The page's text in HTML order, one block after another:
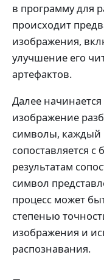
в программу для
происходит
изображения,
улучшение его
артефактов.
Далее
изображение
символы, каждый
сопоставляется
результатам
символ
процесс может
степенью
изображения и
распознавания.